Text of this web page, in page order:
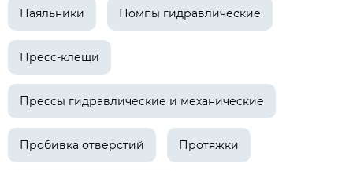
Паяльники Помпы гидравлические
Пресс-клещи
Прессы гидравлические и механические
Пробивка отверстий Протяжки